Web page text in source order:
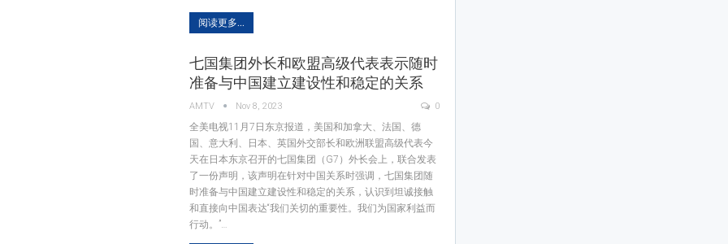
阅读更多...
七国集团外长和欧盟高级代表表示随时
准备与中国建立建设性和稳定的关系
AMTV Nov 8, 2023 0
全美电视11月7日东京报道，美国和加拿大、法国、德
国、意大利、日本、英国外交部长和欧洲联盟高级代表今
天在日本东京召开的七国集团（G7）外长会上，联合发表
了一份声明，该声明在针对中国关系时强调，七国集团随
时准备与中国建立建设性和稳定的关系，认识到坦诚接触
和直接向中国表达“我们关切的重要性。我们为国家利益而
行动。”…